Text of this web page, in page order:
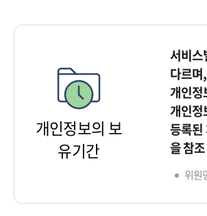
개인정보의 보
유기간
서비스
다르
개인정
개인정
등록된
을 참
위원